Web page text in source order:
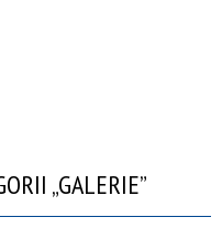
„GALERIE”